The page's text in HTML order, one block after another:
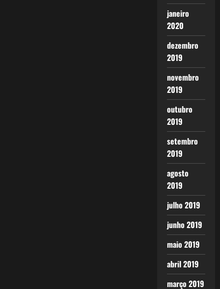
janeiro
2020
dezembro
2019
novembro
2019
outubro
2019
setembro
2019
agosto
2019
julho 2019
junho 2019
maio 2019
abril 2019
março 2019